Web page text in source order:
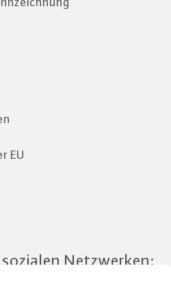
EU
sozialen Netzwerken: